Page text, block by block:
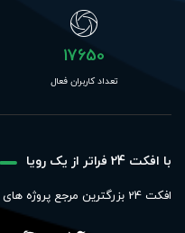
17650
تعداد کاربران فعال
با افکت 24 فراتر از یک رویا
افکت 24 بزرگترین مرجع پروژه های گرافیکی در ایران